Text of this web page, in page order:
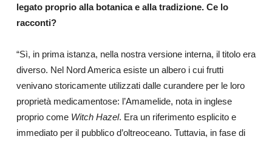
legato proprio alla botanica e alla tradizione. Ce lo
racconti?
“Sì, in prima istanza, nella nostra versione interna, il titolo era
diverso. Nel Nord America esiste un albero i cui frutti
venivano storicamente utilizzati dalle curandere per le loro
proprietà medicamentose: l’Amamelide, nota in inglese
proprio come Witch Hazel. Era un riferimento esplicito e
immediato per il pubblico d’oltreoceano. Tuttavia, in fase di